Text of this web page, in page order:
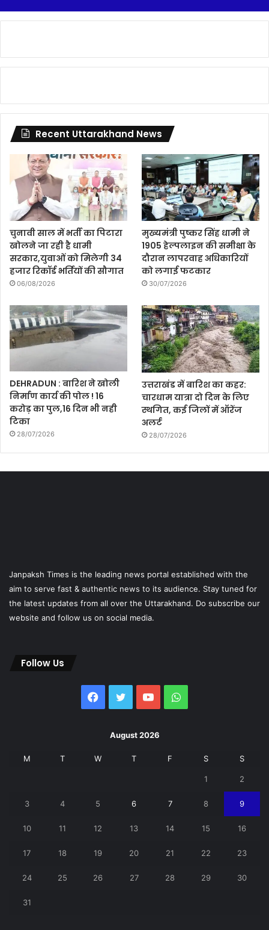
Recent Uttarakhand News
चुनावी साल में भर्ती का पिटारा
खोलने जा रही है धामी
सरकार,युवाओं को मिलेगी 34
हजार रिकॉर्ड भर्तियों की सौगात
06/08/2026
मुख्यमंत्री पुष्कर सिंह धामी ने
1905 हेल्पलाइन की समीक्षा के
दौरान लापरवाह अधिकारियों
को लगाई फटकार
30/07/2026
DEHRADUN : बारिश ने खोली
निर्माण कार्य की पोल ! 16
करोड़ का पुल,16 दिन भी नही
टिका
28/07/2026
उत्तराखंड में बारिश का कहर:
चारधाम यात्रा दो दिन के लिए
स्थगित, कई जिलों में ऑरेंज
अलर्ट
28/07/2026
Janpaksh Times is the leading news portal established with the
aim to serve fast & authentic news to its audience. Stay tuned for
the latest updates from all over the Uttarakhand. Do subscribe our
website and follow us on social media.
Follow Us
Facebook
Twitter YouTubeWhatsApp
August 2026
M T W T F S S
1 2
3 4 5 6 7 8 9
10 11 12 13 14 15 16
17 18 19 20 21 22 23
24 25 26 27 28 29 30
31